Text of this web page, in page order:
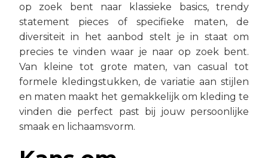
op zoek bent naar klassieke basics, trendy
statement pieces of specifieke maten, de
diversiteit in het aanbod stelt je in staat om
precies te vinden waar je naar op zoek bent.
Van kleine tot grote maten, van casual tot
formele kledingstukken, de variatie aan stijlen
en maten maakt het gemakkelijk om kleding te
vinden die perfect past bij jouw persoonlijke
smaak en lichaamsvorm.